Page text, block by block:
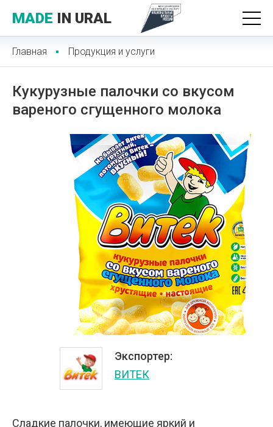
MADE IN URAL
Главная Продукция и услуги
Кукурузные палочки со вкусом
вареного сгущенного молока
Экспортер:
ВИТЕК
Сладкие палочки, имеющие яркий и